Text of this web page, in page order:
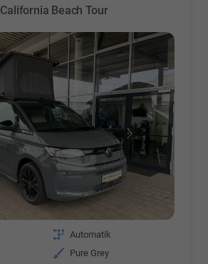
California Beach Tour
Getriebe Automatik
Außenfarbe
Pure Grey